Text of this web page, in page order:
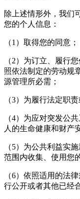
除上述情形外，我们
您的个人信息：
（1）取得您的同意；
（2）为订立、履行
照依法制定的劳动规
源管理所必需；
（3）为履行法定职
（4）为应对突发公
人的生命健康和财产
（5）为公共利益实
范围内收集、使用您
（6）依照适用的法
行公开或者其他已经